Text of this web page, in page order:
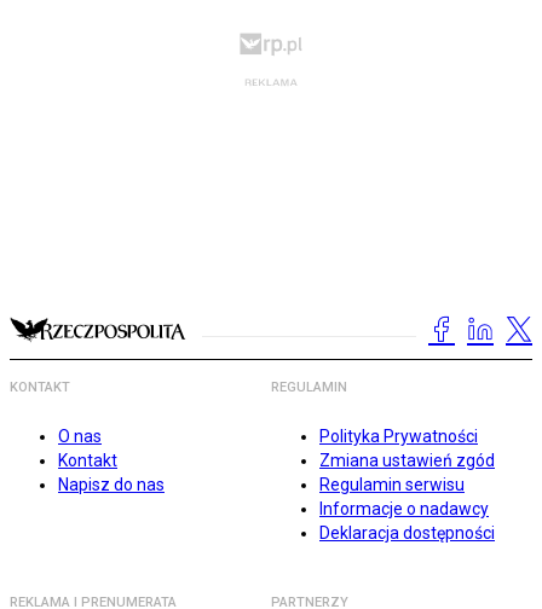
KONTAKT
O nas
Kontakt
Napisz do nas
REGULAMIN
Polityka Prywatności
Zmiana ustawień zgód
Regulamin serwisu
Informacje o nadawcy
Deklaracja dostępności
REKLAMA I PRENUMERATA PARTNERZY